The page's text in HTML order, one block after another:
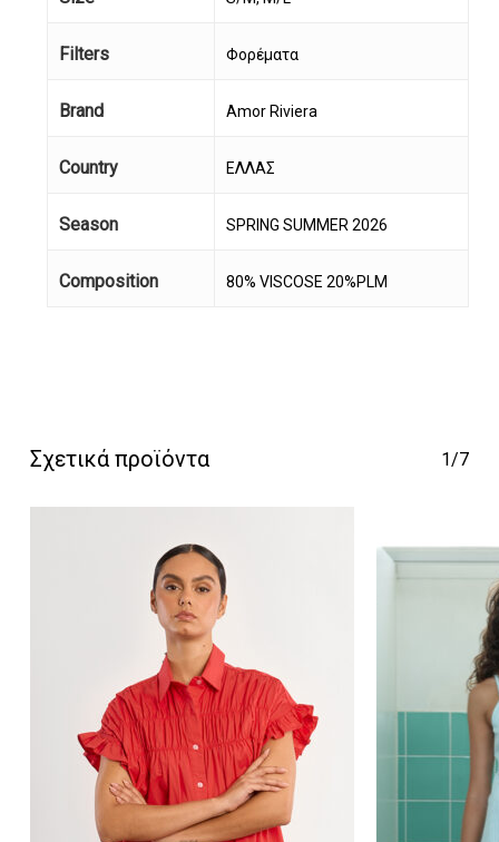
Κανένα προϊόν στο
Filters Φορέματα
Brand Amor Riviera
Country ΕΛΛΑΣ
Season SPRING SUMMER 2026
Composition 80% VISCOSE 20%PLM
Σχετικά προϊόντα 1/7